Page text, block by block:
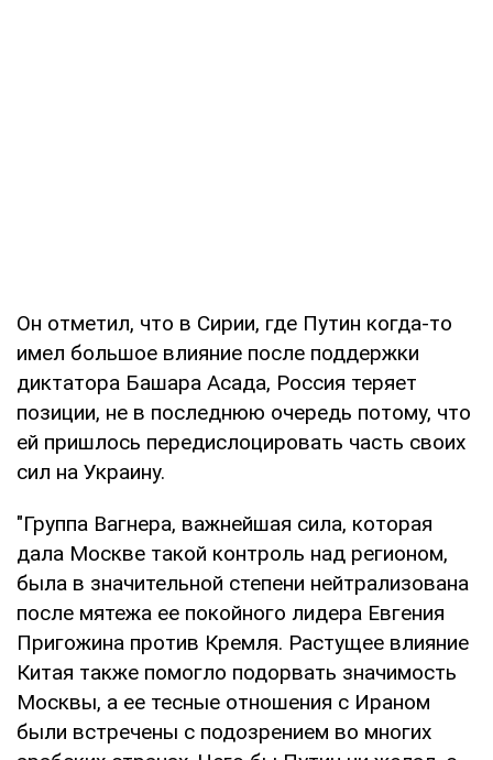
Он отметил, что в Сирии, где Путин когда-то
имел большое влияние после поддержки
диктатора Башара Асада, Россия теряет
позиции, не в последнюю очередь потому, что
ей пришлось передислоцировать часть своих
сил на Украину.
"Группа Вагнера, важнейшая сила, которая
дала Москве такой контроль над регионом,
была в значительной степени нейтрализована
после мятежа ее покойного лидера Евгения
Пригожина против Кремля. Растущее влияние
Китая также помогло подорвать значимость
Москвы, а ее тесные отношения с Ираном
были встречены с подозрением во многих